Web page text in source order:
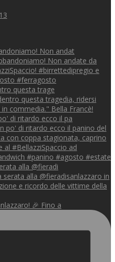
Non andat
questa trage
di ritardo ecco il pa
alla @fieradi
🎉 Fino a